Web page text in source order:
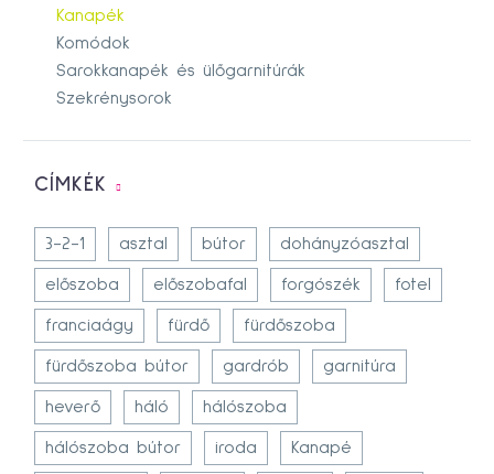
Kanapék
Komódok
Sarokkanapék és ülőgarnitúrák
Szekrénysorok
CÍMKÉK
3-2-1 asztal bútor dohányzóasztal
előszoba előszobafal forgószék fotel
franciaágy fürdő fürdőszoba
fürdőszoba bútor gardrób garnitúra
heverő háló hálószoba
hálószoba bútor iroda Kanapé